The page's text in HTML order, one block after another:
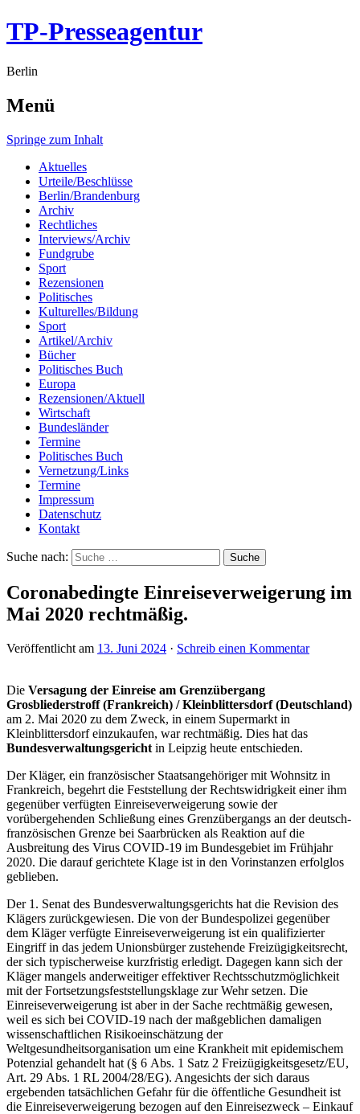
TP-Presseagentur
Berlin
Menü
Springe zum Inhalt
Aktuelles
Urteile/Beschlüsse
Berlin/Brandenburg
Archiv
Rechtliches
Interviews/Archiv
Fundgrube
Sport
Rezensionen
Politisches
Kulturelles/Bildung
Sport
Artikel/Archiv
Bücher
Politisches Buch
Europa
Rezensionen/Aktuell
Wirtschaft
Bundesländer
Termine
Politisches Buch
Vernetzung/Links
Termine
Impressum
Datenschutz
Kontakt
Suche nach:
Coronabedingte Einreiseverweigerung im
Mai 2020 rechtmäßig.
Veröffentlicht am 13. Juni 2024 · Schreib einen Kommentar
Die Versagung der Einreise am Grenzübergang
Grosbliederstroff (Frankreich) / Kleinblittersdorf (Deutschland)
am 2. Mai 2020 zu dem Zweck, in einem Supermarkt in
Kleinblittersdorf einzukaufen, war rechtmäßig. Dies hat das
Bundesverwaltungsgericht in Leipzig heute entschieden.
Der Kläger, ein französischer Staatsangehöriger mit Wohnsitz in
Frankreich, begehrt die Feststellung der Rechtswidrigkeit einer ihm
gegenüber verfügten Einreiseverweigerung sowie der
vorübergehenden Schließung eines Grenzübergangs an der deutsch-
französischen Grenze bei Saarbrücken als Reaktion auf die
Ausbreitung des Virus COVID-19 im Bundesgebiet im Frühjahr
2020. Die darauf gerichtete Klage ist in den Vorinstanzen erfolglos
geblieben.
Der 1. Senat des Bundesverwaltungsgerichts hat die Revision des
Klägers zurückgewiesen. Die von der Bundespolizei gegenüber
dem Kläger verfügte Einreiseverweigerung ist ein qualifizierter
Eingriff in das jedem Unionsbürger zustehende Freizügigkeitsrecht,
der sich typischerweise kurzfristig erledigt. Dagegen kann sich der
Kläger mangels anderweitiger effektiver Rechtsschutzmöglichkeit
mit der Fortsetzungsfeststellungsklage zur Wehr setzen. Die
Einreiseverweigerung ist aber in der Sache rechtmäßig gewesen,
weil es sich bei COVID-19 nach der maßgeblichen damaligen
wissenschaftlichen Risikoeinschätzung der
Weltgesundheitsorganisation um eine Krankheit mit epidemischem
Potenzial gehandelt hat (§ 6 Abs. 1 Satz 2 Freizügigkeitsgesetz/EU,
Art. 29 Abs. 1 RL 2004/28/EG). Angesichts der sich daraus
ergebenden tatsächlichen Gefahr für die öffentliche Gesundheit ist
die Einreiseverweigerung bezogen auf den Einreisezweck – Einkauf